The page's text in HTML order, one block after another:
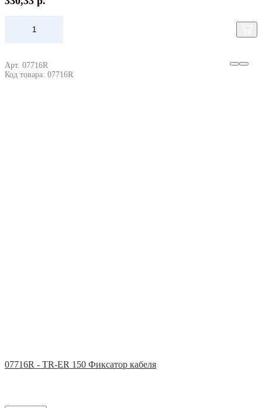
Арт. 07716R
Код товара: 07716R
07716R - TR-ER 150 Фиксатор кабеля